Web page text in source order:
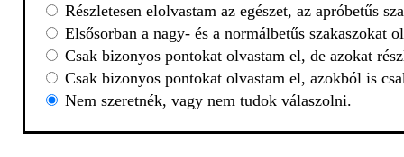
Részletesen elolvastam az egészet, az apróbetűs
Elsősorban a nagy- és a normálbetűs szakaszokat
Csak bizonyos pontokat olvastam el, de azokat
Csak bizonyos pontokat olvastam el, azokból is
Nem szeretnék, vagy nem tudok válaszolni.